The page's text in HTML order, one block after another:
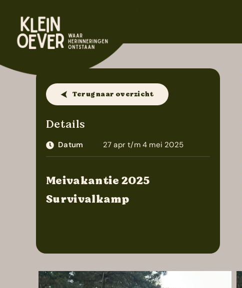
inhoud
Terug naar overzicht
Details
Datum 27 apr t/m 4 mei 2025
Meivakantie 2025
Survivalkamp